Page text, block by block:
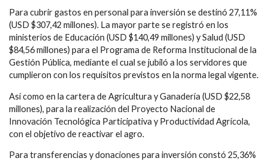
Para cubrir gastos en personal para inversión se destinó 27,11%
(USD $307,42 millones). La mayor parte se registró en los
ministerios de Educación (USD $140,49 millones) y Salud (USD
$84,56 millones) para el Programa de Reforma Institucional de la
Gestión Pública, mediante el cual se jubiló a los servidores que
cumplieron con los requisitos previstos en la norma legal vigente.
Así como en la cartera de Agricultura y Ganadería (USD $22,58
millones), para la realización del Proyecto Nacional de
Innovación Tecnológica Participativa y Productividad Agrícola,
con el objetivo de reactivar el agro.
Para transferencias y donaciones para inversión constó 25,36%